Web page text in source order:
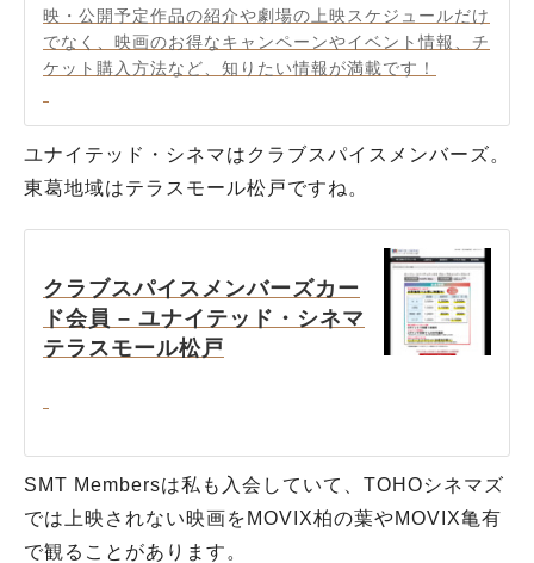
映・公開予定作品の紹介や劇場の上映スケジュールだけ
でなく、映画のお得なキャンペーンやイベント情報、チ
ケット購入方法など、知りたい情報が満載です！
ユナイテッド・シネマはクラブスパイスメンバーズ。
東葛地域はテラスモール松戸ですね。
クラブスパイスメンバーズカー
ド会員 – ユナイテッド・シネマ
テラスモール松戸
SMT Membersは私も入会していて、TOHOシネマズ
では上映されない映画をMOVIX柏の葉やMOVIX亀有
で観ることがあります。